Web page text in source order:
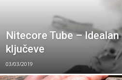
Nitecore Tube –
ključeve
03/03/2019